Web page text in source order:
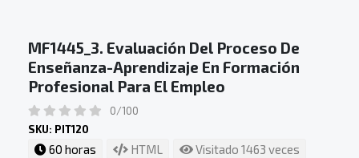
MF1445_3. Evaluación Del Proceso De
Enseñanza-Aprendizaje En Formación
Profesional Para El Empleo
0/100
SKU: PIT120
60 horas HTML Visitado 1463 veces